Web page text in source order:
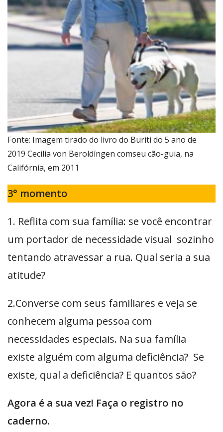
Fonte: Imagem tirado do livro do Buriti do 5 ano de
2019 Cecilia von Beroldíngen comseu cão-guia, na
Califórnia, em 2011
3° momento
1. Reflita com sua família: se você encontrar
um portador de necessidade visual sozinho
tentando atravessar a rua. Qual seria a sua
atitude?
2.Converse com seus familiares e veja se
conhecem alguma pessoa com
necessidades especiais. Na sua família
existe alguém com alguma deficiência? Se
existe, qual a deficiência? E quantos são?
Agora é a sua vez! Faça o registro no
caderno.